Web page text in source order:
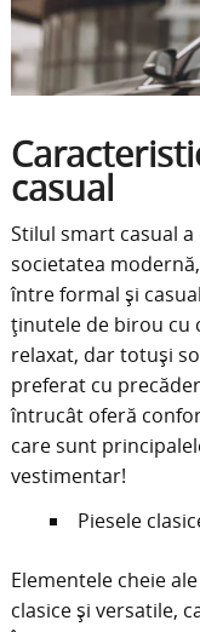
casual
Stilul smart casual
societatea
între formal și
ținutele de birou cu
relaxat, dar totuși
preferat cu
întrucât oferă
care sunt
vestimentar!
Piesele
Elementele cheie
clasice și versatile,